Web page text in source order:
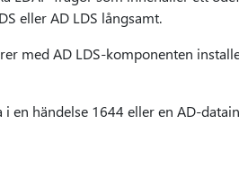
eller AD LDS långsamt.
med AD LDS-komponenten
en händelse 1644 eller en AD-